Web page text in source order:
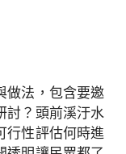
做法，包含要邀
討？頭前溪汙水
行性評估何時進